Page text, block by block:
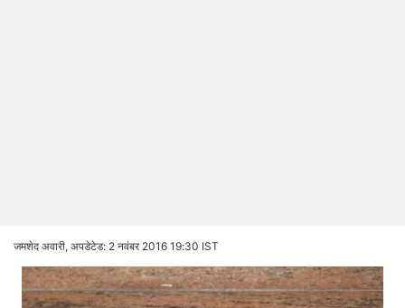
जमशेद अवारी, अपडेटेड: 2 नवंबर 2016 19:30 IST